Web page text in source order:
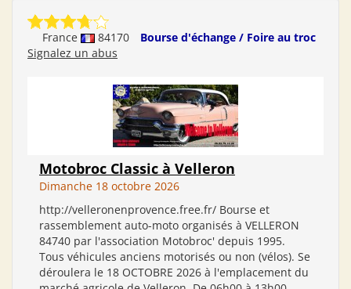
France 84170
Bourse d'échange / Foire au troc
Signalez un abus
Motobroc Classic à Velleron
Dimanche 18 octobre 2026
http://velleronenprovence.free.fr/ Bourse et
rassemblement auto-moto organisés à VELLERON
84740 par l'association Motobroc' depuis 1995.
Tous véhicules anciens motorisés ou non (vélos). Se
déroulera le 18 OCTOBRE 2026 à l'emplacement du